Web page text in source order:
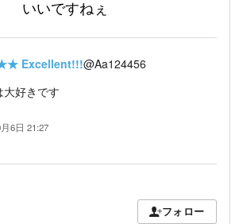
いいですねぇ
Excellent!!!@Aa124456
大好きです
6日 21:27
フォロー